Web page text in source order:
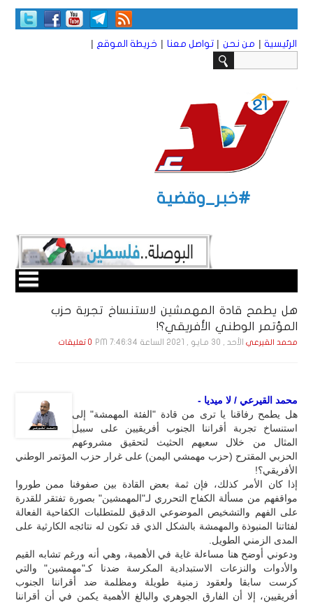
الرئيسية | من نحن | تواصل معنا | خريطة الموقع |
#خبر_وقضية
هل يطمح قادة المهمشين لاستنساخ تجربة حزب
المؤتمر الوطني الأفريقي؟!
محمد القيرعي الأحد , 30 مـايـو , 2021 الساعة 7:46:34 PM 0 تعليقات
محمد القيرعي / لا ميديا -
هل يطمح رفاقنا يا ترى من قادة "الفئة المهمشة" إلى
استنساخ تجربة أقراننا الجنوب أفريقيين على سبيل
المثال من خلال سعيهم الحثيث لتحقيق مشروعهم
الحزبي المقترح (حزب مهمشي اليمن) على غرار حزب المؤتمر الوطني
الأفريقي؟!
إذا كان الأمر كذلك، فإن ثمة بعض القادة بين صفوفنا ممن طوروا
مواقفهم من مسألة الكفاح التحرري لـ"المهمشين" بصورة تفتقر للقدرة
على الفهم والتشخيص الموضوعي الدقيق للمتطلبات الكفاحية الفعالة
لفئاتنا المنبوذة والمهمشة بالشكل الذي قد تكون له نتائجه الكارثية على
المدى الزمني الطويل.
ودعوني أوضح هنا مساءلة غاية في الأهمية، وهي أنه ورغم تشابه القيم
والأدوات والنزعات الاستبدادية المكرسة ضدنا كـ"مهمشين" والتي
كرست سابقا ولعقود زمنية طويلة ومظلمة ضد أقراننا الجنوب
أفريقيين، إلا أن الفارق الجوهري والبالغ الأهمية يكمن في أن أقراننا